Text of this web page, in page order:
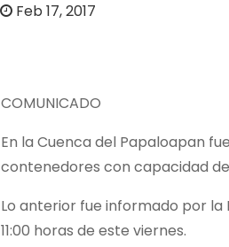
Feb 17, 2017
COMUNICADO
En la Cuenca del Papaloapan
contenedores con capacidad
Lo anterior fue informado por
11:00 horas de este viernes.